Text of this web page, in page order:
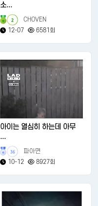
소...
2
CHOVEN
12-07
6581회
아이는 열심히 하는데 아무
...
36
파아면
10-12
8927회